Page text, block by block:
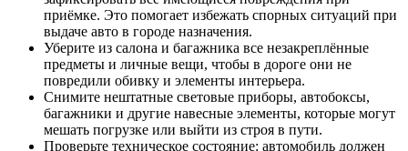
приёмке. Это помогает избежать спорных ситуаций при
выдаче авто в городе назначения.
Уберите из салона и багажника все незакреплённые
предметы и личные вещи, чтобы в дороге они не
повредили обивку и элементы интерьера.
Снимите нештатные световые приборы, автобоксы,
багажники и другие навесные элементы, которые могут
мешать погрузке или выйти из строя в пути.
Проверьте техническое состояние: автомобиль должен